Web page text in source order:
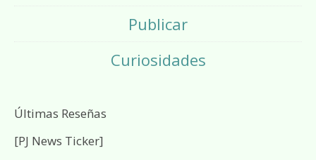
Publicar
Curiosidades
Últimas Reseñas
[PJ News Ticker]